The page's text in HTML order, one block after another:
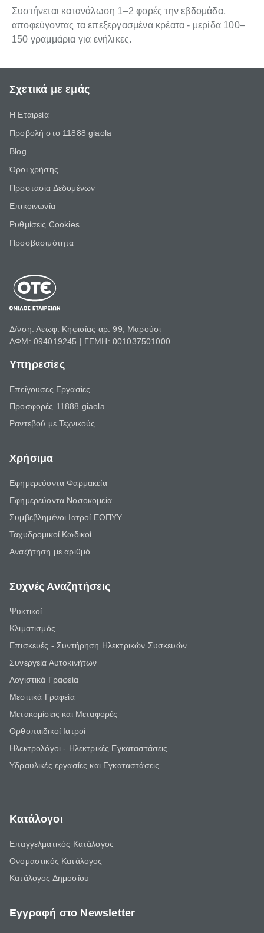
Συστήνεται κατανάλωση 1–2 φορές την εβδομάδα,
αποφεύγοντας τα επεξεργασμένα κρέατα - μερίδα 100–
150 γραμμάρια για ενήλικες.
Σχετικά με εμάς
Η Εταιρεία
Προβολή στο 11888 giaola
Blog
Όροι χρήσης
Προστασία Δεδομένων
Επικοινωνία
Ρυθμίσεις Cookies
Προσβασιμότητα
Δ/νση: Λεωφ. Κηφισίας αρ. 99, Μαρούσι
ΑΦΜ: 094019245 | ΓΕΜΗ: 001037501000
Υπηρεσίες
Επείγουσες Εργασίες
Προσφορές 11888 giaola
Ραντεβού με Τεχνικούς
Χρήσιμα
Εφημερεύοντα Φαρμακεία
Εφημερεύοντα Νοσοκομεία
Συμβεβλημένοι Ιατροί ΕΟΠΥΥ
Ταχυδρομικοί Κωδικοί
Αναζήτηση με αριθμό
Συχνές Αναζητήσεις
Ψυκτικοί
Κλιματισμός
Επισκευές - Συντήρηση Ηλεκτρικών Συσκευών
Συνεργεία Αυτοκινήτων
Λογιστικά Γραφεία
Μεσιτικά Γραφεία
Μετακομίσεις και Μεταφορές
Ορθοπαιδικοί Ιατροί
Ηλεκτρολόγοι - Ηλεκτρικές Εγκαταστάσεις
Υδραυλικές εργασίες και Εγκαταστάσεις
Κατάλογοι
Επαγγελματικός Κατάλογος
Ονομαστικός Κατάλογος
Κατάλογος Δημοσίου
Εγγραφή στο Newsletter